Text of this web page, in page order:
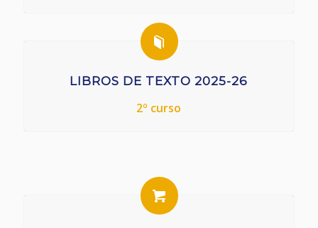
LIBROS DE TEXTO 2025-26
2º curso